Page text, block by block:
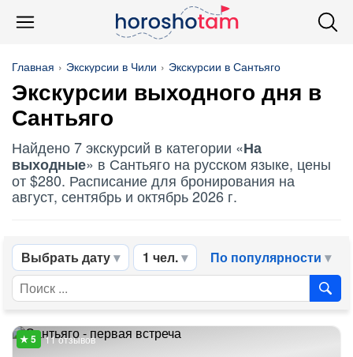
Главная Экскурсии в Чили Экскурсии в Сантьяго
Экскурсии выходного дня в
Сантьяго
Найдено 7 экскурсий в категории «На
выходные» в Сантьяго на русском языке, цены
от $280. Расписание для бронирования на
август, сентябрь и октябрь 2026 г.
Выбрать дату 1 чел. По популярности
11 отзывов